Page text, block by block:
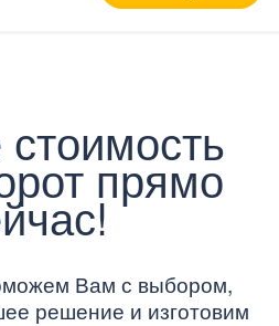
прямо
Вам с выбором,
решение и изготовим